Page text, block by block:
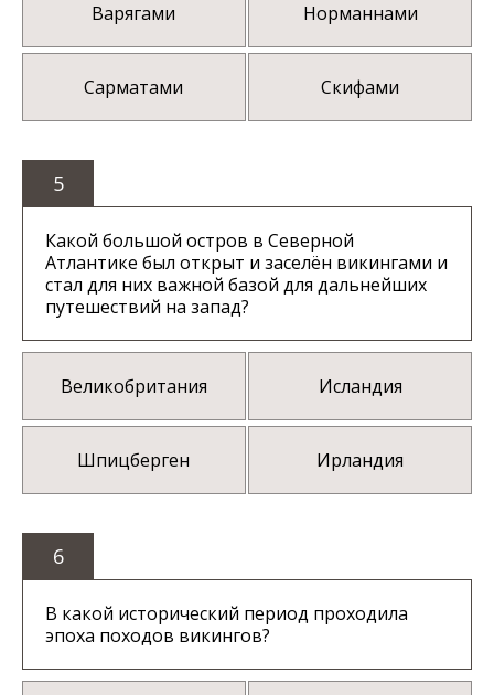
Варягами Норманнами
Сарматами Скифами
5
Какой большой остров в Северной
Атлантике был открыт и заселён викингами и
стал для них важной базой для дальнейших
путешествий на запад?
Великобритания Исландия
Шпицберген Ирландия
6
В какой исторический период проходила
эпоха походов викингов?